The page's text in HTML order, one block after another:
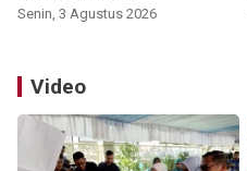
Senin, 3 Agustus 2026
Video